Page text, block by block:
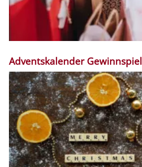
Adventskalender Gewinnspiel